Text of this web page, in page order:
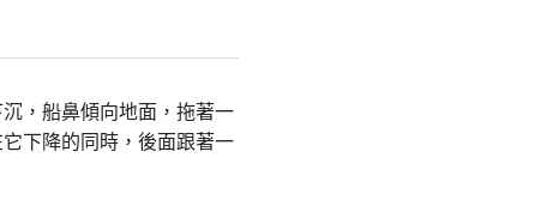
，船鼻傾向地面，拖著一
下降的同時，後面跟著一